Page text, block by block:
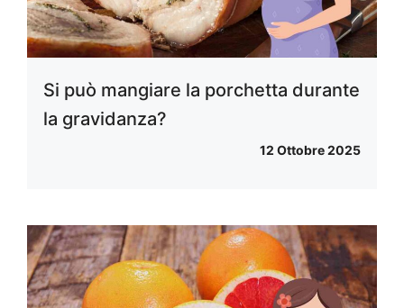
Si può mangiare la porchetta durante
la gravidanza?
12 Ottobre 2025